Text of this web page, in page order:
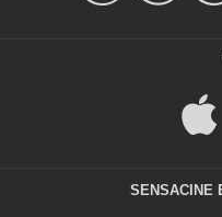
SENSACINE